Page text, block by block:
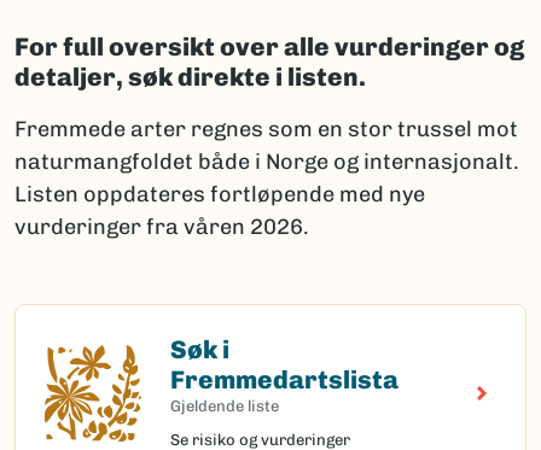
For full oversikt over alle vurderinger og
detaljer, søk direkte i listen.
Fremmede arter regnes som en stor trussel mot
naturmangfoldet både i Norge og internasjonalt.
Listen oppdateres fortløpende med nye
vurderinger fra våren 2026.
Søk i
Fremmedartslista
Gjeldende liste
Se risiko og vurderinger
Søk i Fremmedartslista